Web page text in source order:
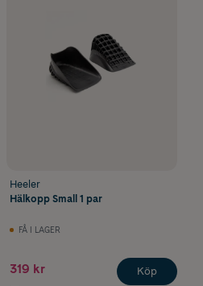
Heeler
Hälkopp Small 1 par
FÅ I LAGER
319 kr Köp